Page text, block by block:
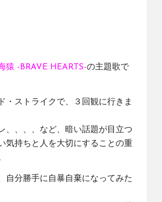
猿 -BRAVE HEARTS-の主題歌で
・ストライクで、３回観に行きま
、、、、など、暗い話題が目立つ
気持ちと人を大切にすることの重
自分勝手に自暴自棄になってみた